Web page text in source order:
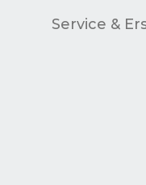
Service &